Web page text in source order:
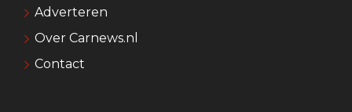
Adverteren
Over Carnews.nl
Contact